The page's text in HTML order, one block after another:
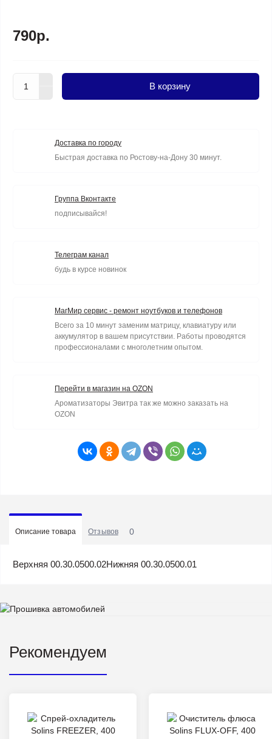
790р.
В корзину
Доставка по городу
Быстрая доставка по Ростову-на-Дону 30 минут.
Группа Вконтакте
подписывайся!
Телеграм канал
будь в курсе новинок
МагМир сервис - ремонт ноутбуков и телефонов
Всего за 10 минут заменим матрицу, клавиатуру или
аккумулятор в вашем присутствии. Работы проводятся
профессионалами с многолетним опытом.
Перейти в магазин на OZON
Ароматизаторы Эвитра так же можно заказать на
OZON
Описание товара Отзывов 0
Верхняя 00.30.0500.02Нижняя 00.30.0500.01
Рекомендуем